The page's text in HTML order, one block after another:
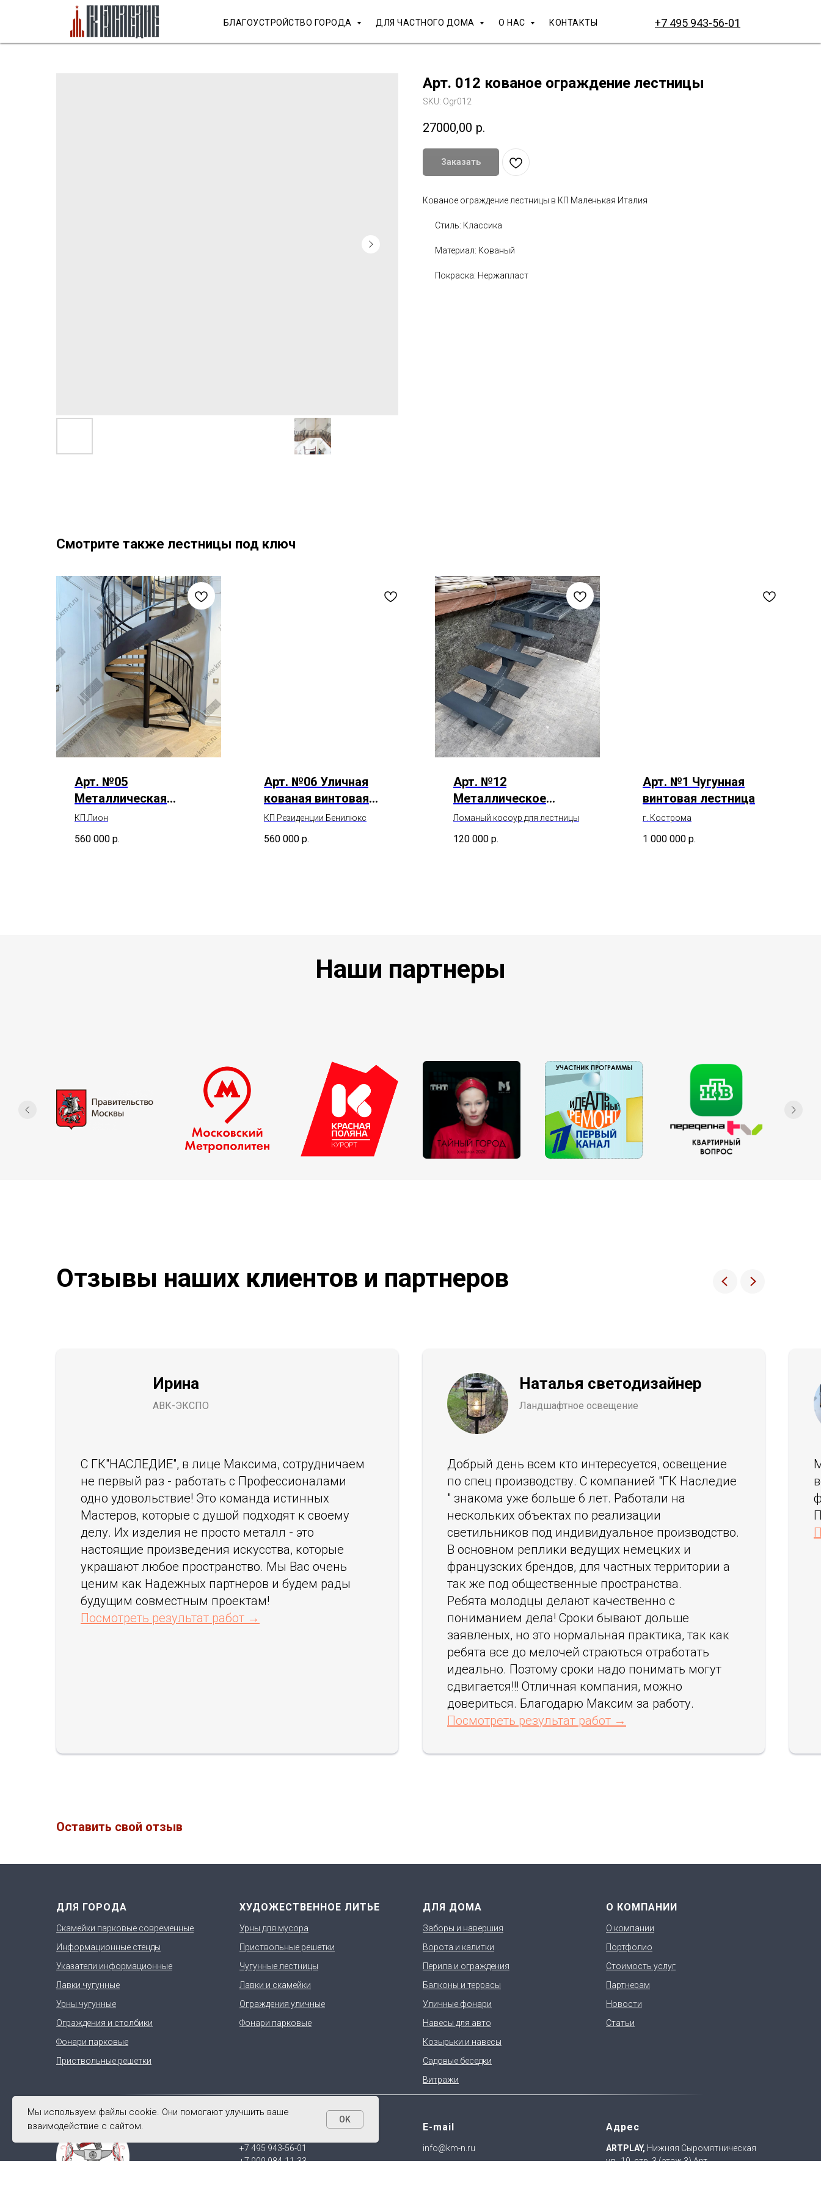
БЛАГОУСТРОЙСТВО ГОРОДА ДЛЯ ЧАСТНОГО ДОМА О НАС КОНТАКТЫ +7 495 943-56-01
Арт. 012 кованое ограждение лестницы
SKU: Ogr012
27000,00 р.
Заказать
Кованое ограждение лестницы в КП Маленькая Италия
Стиль: Классика
Материал: Кованый
Покраска: Нержапласт
Смотрите также лестницы под ключ
Арт. №05
Металлическая
современная
винтовая лестница
КП Лион
560 000 р.
Арт. №06 Уличная
кованая винтовая
лестница
КП Резиденции Бенилюкс
560 000 р.
Арт. №12
Металлическое
крыльцо для дома
Ломаный косоур для лестницы
120 000 р.
Арт. №1 Чугунная
винтовая лестница
г. Кострома
1 000 000 р.
Наши партнеры
Отзывы наших клиентов и партнеров
Ирина
АВК-ЭКСПО
С ГК"НАСЛЕДИЕ", в лице Максима, сотрудничаем
не первый раз - работать с Профессионалами
одно удовольствие! Это команда истинных
Мастеров, которые с душой подходят к своему
делу. Их изделия не просто металл - это
настоящие произведения искусства, которые
украшают любое пространство. Мы Вас очень
ценим как Надежных партнеров и будем рады
будущим совместным проектам!
Посмотреть результат работ →
Наталья светодизайнер
Ландшафтное освещение
Добрый день всем кто интересуется, освещение
по спец производству. С компанией "ГК Наследие
" знакома уже больше 6 лет. Работали на
нескольких объектах по реализации
светильников под индивидуальное производство.
В основном реплики ведущих немецких и
французских брендов, для частных территории а
так же под общественные пространства.
Ребята молодцы делают качественно с
пониманием дела! Сроки бывают дольше
заявленых, но это нормальная практика, так как
ребята все до мелочей страються отработать
идеально. Поэтому сроки надо понимать могут
сдвигается!!! Отличная компания, можно
довериться. Благодарю Максим за работу.
Посмотреть результат работ →
Оставить свой отзыв
ДЛЯ ГОРОДА
Скамейки парковые современные
Информационные стенды
Указатели информационные
Лавки чугунные
Урны чугунные
Ограждения и столбики
Фонари парковые
Приствольные решетки
ХУДОЖЕСТВЕННОЕ ЛИТЬЕ
Урны для мусора
Приствольные решетки
Чугунные лестницы
Лавки и скамейки
Ограждения уличные
Фонари парковые
ДЛЯ ДОМА
Заборы и навершия
Ворота и калитки
Перила и ограждения
Балконы и террасы
Уличные фонари
Навесы для авто
Козырьки и навесы
Садовые беседки
Витражи
О КОМПАНИИ
О компании
Портфолио
Стоимость услуг
Партнерам
Новости
Статьи
+7 495 943-56-01
+7 909 984-11-33
E-mail
info@km-n.ru
Адрес
ARTPLAY, Нижняя Сыромятническая
ул., 10, стр. 3 (этаж 3) Арт
Мы используем файлы cookie. Они помогают улучшить ваше
взаимодействие с сайтом.
OK